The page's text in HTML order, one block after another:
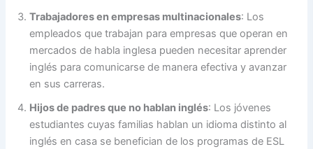
Trabajadores en empresas multinacionales: Los
empleados que trabajan para empresas que operan en
mercados de habla inglesa pueden necesitar aprender
inglés para comunicarse de manera efectiva y avanzar
en sus carreras.
Hijos de padres que no hablan inglés: Los jóvenes
estudiantes cuyas familias hablan un idioma distinto al
inglés en casa se benefician de los programas de ESL